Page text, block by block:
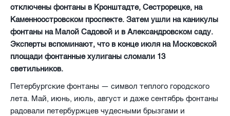
отключены фонтаны в Кронштадте, Сестрорецке, на
Каменноостровском проспекте. Затем ушли на каникулы
фонтаны на Малой Садовой и в Александровском саду.
Эксперты вспоминают, что в конце июля на Московской
площади фонтанные хулиганы сломали 13
светильников.
Петербургские фонтаны — символ теплого городского
лета. Май, июнь, июль, август и даже сентябрь фонтаны
радовали петербуржцев чудесными брызгами и